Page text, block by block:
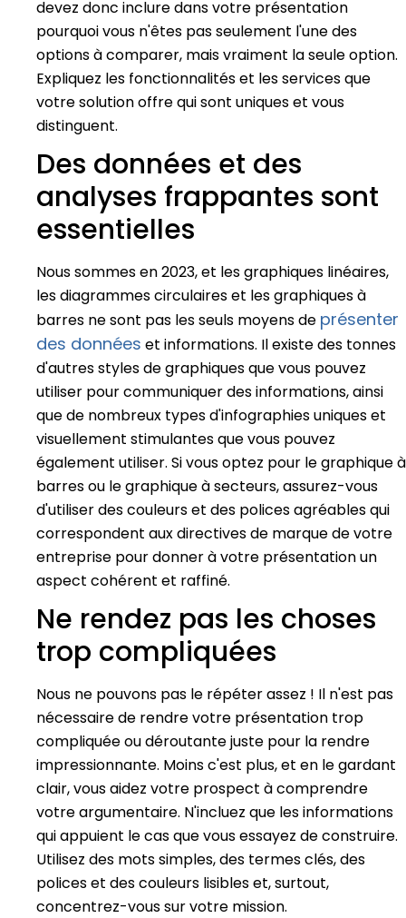
devez donc inclure dans votre présentation
pourquoi vous n'êtes pas seulement l'une des
options à comparer, mais vraiment la seule option.
Expliquez les fonctionnalités et les services que
votre solution offre qui sont uniques et vous
distinguent.
Des données et des
analyses frappantes sont
essentielles
Nous sommes en 2023, et les graphiques linéaires,
les diagrammes circulaires et les graphiques à
barres ne sont pas les seuls moyens de présenter
des données et informations. Il existe des tonnes
d'autres styles de graphiques que vous pouvez
utiliser pour communiquer des informations, ainsi
que de nombreux types d'infographies uniques et
visuellement stimulantes que vous pouvez
également utiliser. Si vous optez pour le graphique à
barres ou le graphique à secteurs, assurez-vous
d'utiliser des couleurs et des polices agréables qui
correspondent aux directives de marque de votre
entreprise pour donner à votre présentation un
aspect cohérent et raffiné.
Ne rendez pas les choses
trop compliquées
Nous ne pouvons pas le répéter assez ! Il n'est pas
nécessaire de rendre votre présentation trop
compliquée ou déroutante juste pour la rendre
impressionnante. Moins c'est plus, et en le gardant
clair, vous aidez votre prospect à comprendre
votre argumentaire. N'incluez que les informations
qui appuient le cas que vous essayez de construire.
Utilisez des mots simples, des termes clés, des
polices et des couleurs lisibles et, surtout,
concentrez-vous sur votre mission.